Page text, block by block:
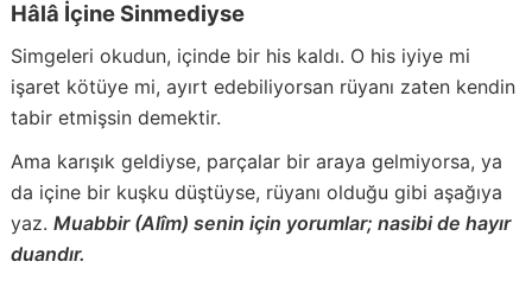
Hâlâ İçine Sinmediyse
Simgeleri okudun, içinde bir his kaldı. O his iyiye mi
işaret kötüye mi, ayırt edebiliyorsan rüyanı zaten kendin
tabir etmişsin demektir.
Ama karışık geldiyse, parçalar bir araya gelmiyorsa, ya
da içine bir kuşku düştüyse, rüyanı olduğu gibi aşağıya
yaz. Muabbir (Alîm) senin için yorumlar; nasibi de hayır
duandır.